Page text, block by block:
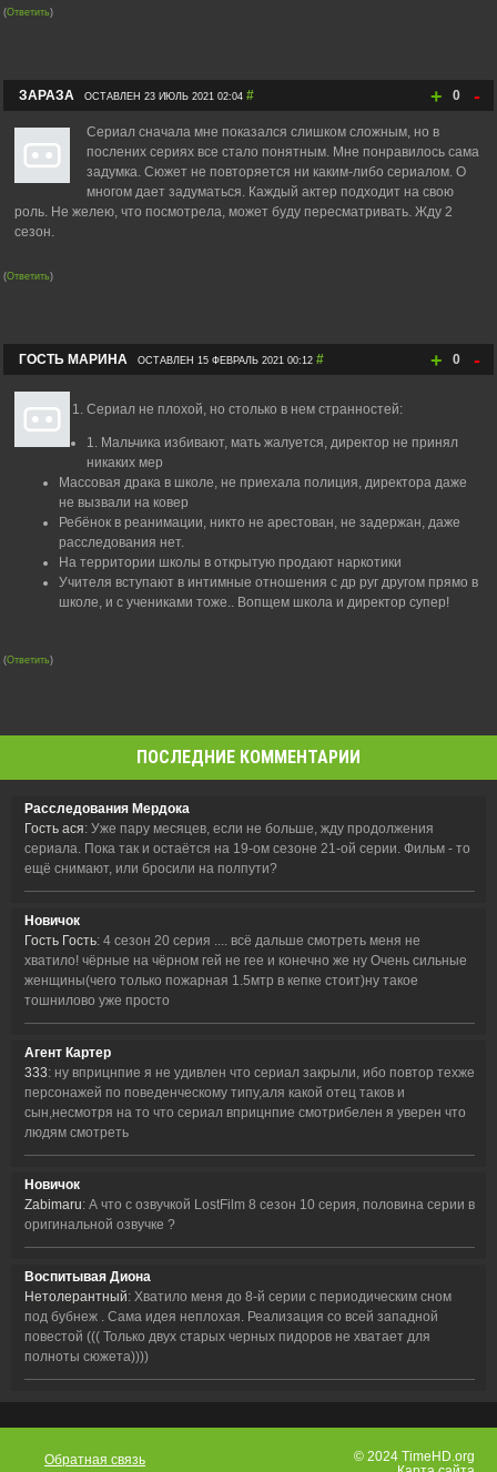
(Ответить)
+ 0 -
ЗАРАЗА ОСТАВЛЕН 23 ИЮЛЬ 2021 02:04 #
Сериал сначала мне показался слишком сложным, но в
послених сериях все стало понятным. Мне понравилось сама
задумка. Сюжет не повторяется ни каким-либо сериалом. О
многом дает задуматься. Каждый актер подходит на свою
роль. Не желею, что посмотрела, может буду пересматривать. Жду 2
сезон.
(Ответить)
+ 0 -
ГОСТЬ МАРИНА ОСТАВЛЕН 15 ФЕВРАЛЬ 2021 00:12 #
Сериал не плохой, но столько в нем странностей:
1. Мальчика избивают, мать жалуется, директор не принял
никаких мер
Массовая драка в школе, не приехала полиция, директора даже
не вызвали на ковер
Ребёнок в реанимации, никто не арестован, не задержан, даже
расследования нет.
На территории школы в открытую продают наркотики
Учителя вступают в интимные отношения с др руг другом прямо в
школе, и с учениками тоже.. Вопщем школа и директор супер!
(Ответить)
ПОСЛЕДНИЕ КОММЕНТАРИИ
Расследования Мердока
Гость ася: Уже пару месяцев, если не больше, жду продолжения
сериала. Пока так и остаётся на 19-ом сезоне 21-ой серии. Фильм - то
ещё снимают, или бросили на полпути?
Новичок
Гость Гость: 4 сезон 20 серия .... всё дальше смотреть меня не
хватило! чёрные на чёрном гей не гее и конечно же ну Очень сильные
женщины(чего только пожарная 1.5мтр в кепке стоит)ну такое
тошнилово уже просто
Агент Картер
333: ну вприцнпие я не удивлен что сериал закрыли, ибо повтор техже
персонажей по поведенческому типу,аля какой отец таков и
сын,несмотря на то что сериал вприцнпие смотрибелен я уверен что
людям смотреть
Новичок
Zabimaru: А что с озвучкой LostFilm 8 сезон 10 серия, половина серии в
оригинальной озвучке ?
Воспитывая Диона
Нетолерантный: Хватило меня до 8-й серии с периодическим сном
под бубнеж . Сама идея неплохая. Реализация со всей западной
повестой ((( Только двух старых черных пидоров не хватает для
полноты сюжета))))
Обратная связь
© 2024 TimeHD.org